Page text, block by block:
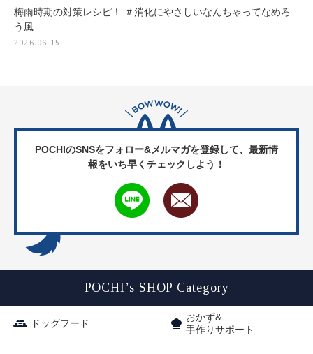
梅雨時期の対策レシピ！ ＃消化にやさしいなんちゃってなめろ
う風
2026.06.15
POCHIのSNSをフォロー&メルマガを登録して、 最新情
報をいち早くチェックしよう！
POCHI’s SHOP Category
ドッグフード
おかず&
手作りサポート